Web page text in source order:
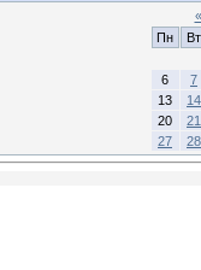
«
Пн
Вт
6
7
13
14
20
21
27
28